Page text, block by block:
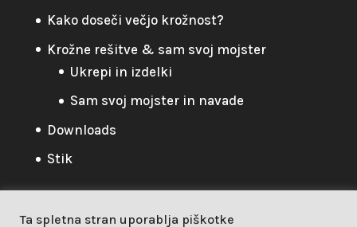
Kako doseči večjo krožnost?
Krožne rešitve & sam svoj mojster
Ukrepi in izdelki
Sam svoj mojster in navade
Downloads
Stik
Ta spletna stran uporablja piškotke